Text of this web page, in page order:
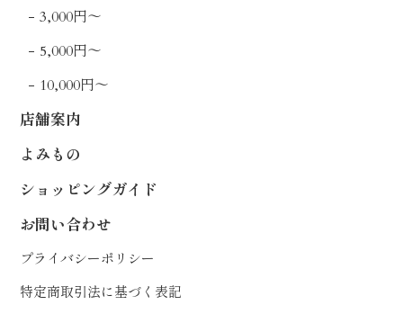
3,000円〜
5,000円〜
10,000円〜
店舗案内
よみもの
ショッピングガイド
お問い合わせ
プライバシーポリシー
特定商取引法に基づく表記